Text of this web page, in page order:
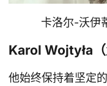
卡洛尔-沃伊
Karol Wojtyła（
他始终保持着坚定